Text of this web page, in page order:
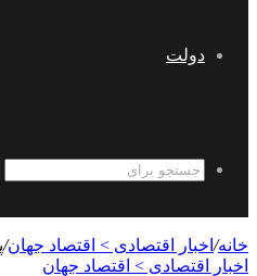
دولت
خانه/ اخبار اقتصادی > اقتصاد‌ جهان/
اخبار اقتصادی > اقتصاد‌ جهان